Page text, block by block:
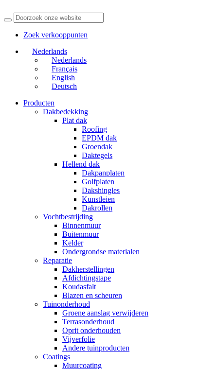
Zoek verkooppunten
Nederlands
Nederlands
Français
English
Deutsch
Producten
Dakbedekking
Plat dak
Roofing
EPDM dak
Groendak
Daktegels
Hellend dak
Dakpanplaten
Golfplaten
Dakshingles
Kunstleien
Dakrollen
Vochtbestrijding
Binnenmuur
Buitenmuur
Kelder
Ondergrondse materialen
Reparatie
Dakherstellingen
Afdichtingstape
Koudasfalt
Blazen en scheuren
Tuinonderhoud
Groene aanslag verwijderen
Terrasonderhoud
Oprit onderhouden
Vijverfolie
Andere tuinproducten
Coatings
Muurcoating